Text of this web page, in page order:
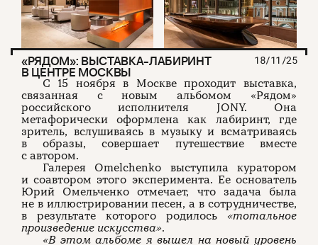
«РЯДОМ»: ВЫСТАВКА-ЛАБИРИНТ
В ЦЕНТРЕ МОСКВЫ
18/11/25
С 15 ноября в Москве проходит выставка,
связанная с новым альбомом «Рядом»
российского исполнителя JONY. Она
метафорически оформлена как лабиринт, где
зритель, вслушиваясь в музыку и всматриваясь
в образы, совершает путешествие вместе
с автором.
Галерея Omelchenko выступила куратором
и соавтором этого эксперимента. Ее основатель
Юрий Омельченко отмечает, что задача была
не в иллюстрировании песен, а в сотрудничестве,
в результате которого родилось «тотальное
произведение искусства».
«В этом альбоме я вышел на новый уровень